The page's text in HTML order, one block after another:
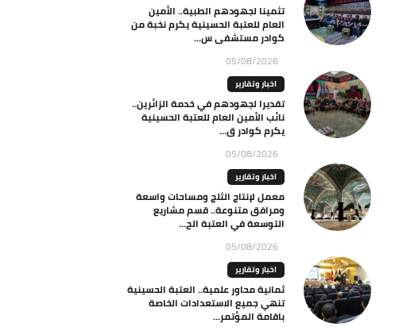
تثمينا لجهودهم الطبية.. الأمين
العام للعتبة الحسينية يكرم نخبة من
كوادر مستشفى س...
05/08/2026
اخبار وتقارير
تقديرا لجهودهم في خدمة الزائرين..
نائب الأمين العام للعتبة الحسينية
يكرم كوادر ق...
05/08/2026
اخبار وتقارير
معمل لإنتاج الثلج ومساحات واسعة
ومرافق متنوعة.. قسم مشاريع
التوسعة في العتبة الح...
05/08/2026
اخبار وتقارير
ثمانية محاور علمية.. العتبة الحسينية
تنهي جميع الاستعدادات الخاصة
باقامة المؤتمر...